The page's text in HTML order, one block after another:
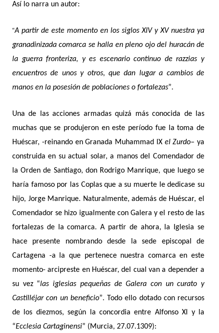
Así lo narra un autor:
“A partir de este momento en los siglos XIV y XV nuestra ya
granadinizada comarca se halla en pleno ojo del huracán de
la guerra fronteriza, y es escenario continuo de razzias y
encuentros de unos y otros, que dan lugar a cambios de
manos en la posesión de poblaciones o fortalezas”.
Una de las acciones armadas quizá más conocida de las
muchas que se produjeron en este período fue la toma de
Huéscar, -reinando en Granada Muhammad IX el Zurdo– ya
construida en su actual solar, a manos del Comendador de
la Orden de Santiago, don Rodrigo Manrique, que luego se
haría famoso por las Coplas que a su muerte le dedicase su
hijo, Jorge Manrique. Naturalmente, además de Huéscar, el
Comendador se hizo igualmente con Galera y el resto de las
fortalezas de la comarca. A partir de ahora, la Iglesia se
hace presente nombrando desde la sede episcopal de
Cartagena -a la que pertenece nuestra comarca en este
momento- arcipreste en Huéscar, del cual van a depender a
su vez “las iglesias pequeñas de Galera con un curato y
Castilléjar con un beneficio”. Todo ello dotado con recursos
de los diezmos, según la concordia entre Alfonso XI y la
“Ecclesia Cartaginensi” (Murcia, 27.07.1309):